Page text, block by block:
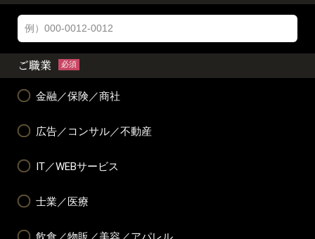
ご職業 必須
金融／保険／商社
広告／コンサル／不動産
IT／WEBサービス
士業／医療